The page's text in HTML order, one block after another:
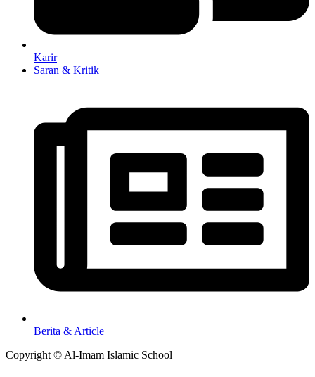
Karir
Saran & Kritik
Berita & Article
Copyright © Al-Imam Islamic School